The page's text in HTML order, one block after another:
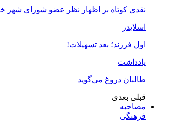
نقدی کوتاه بر اظهار نظر عضو شورای شهر
اسلایدر
اول فرزند؛ بعد تسهیلات!
یادداشت
طالبان دروغ می‌گوید
قبلی بعدی
مصاحبه
فرهنگی